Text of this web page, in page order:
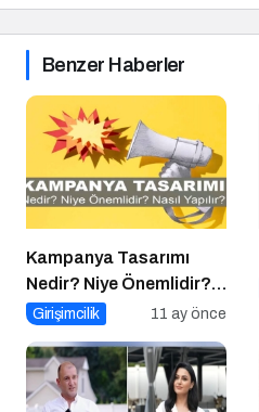
Benzer Haberler
Kampanya Tasarımı
Nedir? Niye Önemlidir?
Kampanya Tasarımı
Girişimcilik 11 ay önce